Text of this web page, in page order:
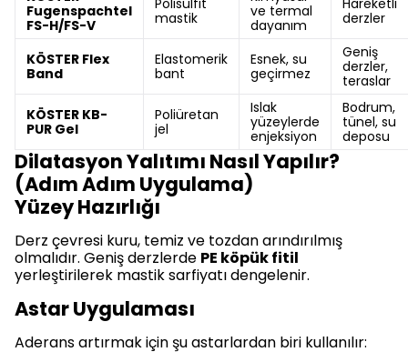
Fugenspachtel
FS-H/FS-V
Polisülfit
mastik
ve termal
dayanım
Hareketli
derzler
KÖSTER Flex
Band
Elastomerik
bant
Esnek, su
geçirmez
Geniş
derzler,
teraslar
KÖSTER KB-
PUR Gel
Poliüretan
jel
Islak
yüzeylerde
enjeksiyon
Bodrum,
tünel, su
deposu
Dilatasyon Yalıtımı Nasıl Yapılır?
(Adım Adım Uygulama)
Yüzey Hazırlığı
Derz çevresi kuru, temiz ve tozdan arındırılmış
olmalıdır. Geniş derzlerde PE köpük fitil
yerleştirilerek mastik sarfiyatı dengelenir.
Astar Uygulaması
Aderans artırmak için şu astarlardan biri kullanılır: